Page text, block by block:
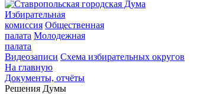
Избирательная
комиссия Общественная
палата Молодежная
палата
Видеозаписи Схема избирательных округов
На главную
Документы, отчёты
Решения Думы